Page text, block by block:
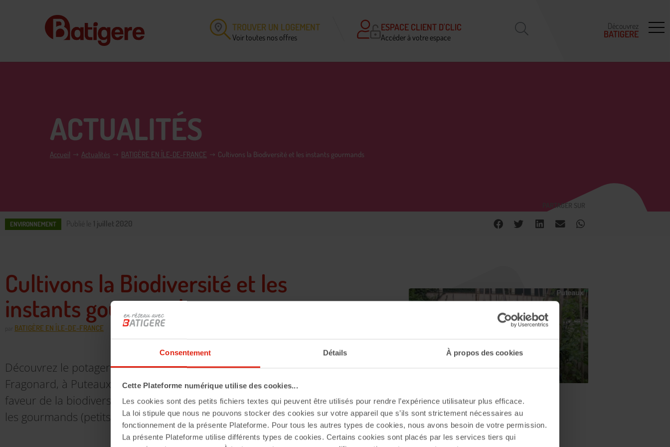
Consentement Détails À propos des cookies
Cette Plateforme numérique utilise des cookies...
Les cookies sont des petits fichiers textes qui peuvent être utilisés pour rendre l’expérience utilisateur plus efficace.
La loi stipule que nous ne pouvons stocker des cookies sur votre appareil que s’ils sont strictement nécessaires au
fonctionnement de la présente Plateforme. Pour tous les autres types de cookies, nous avons besoin de votre permission.
La présente Plateforme utilise différents types de cookies. Certains cookies sont placés par les services tiers qui
TROUVER UN LOGEMENT
Voir toutes nos offres
ESPACE CLIENT D'CLIC
Accéder à votre espace
Découvrez
BATIGERE
ACTUALITÉS
Accueil Actualités BATIGÈRE EN ÎLE-DE-FRANCE Cultivons la Biodiversité et les instants gourmands
ENVIRONNEMENT Publié le 1 juillet 2020
PARTAGER SUR
Cultivons la Biodiversité et les
instants gourmands
BATIGÈRE EN ÎLE-DE-FRANCE
Découvrez le potager partagé mis en place sur la résidence
Fragonard, à Puteaux (92). Un lieu d’échange et de rencontre en
faveur de la biodiversité, qui produit des instants inoubliables pour
les gourmands (petits et grands) !